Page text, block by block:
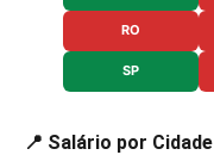
RO
SP
📍 Salário por Cidade